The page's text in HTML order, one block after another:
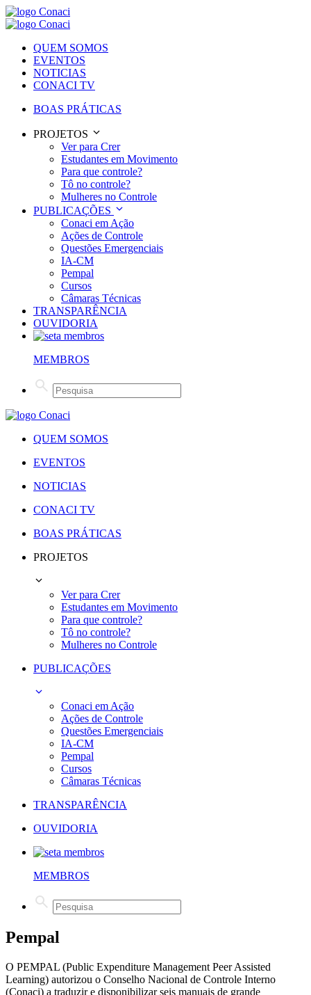
QUEM SOMOS
EVENTOS
NOTICIAS
CONACI TV
BOAS PRÁTICAS
PROJETOS
Ver para Crer
Estudantes em Movimento
Para que controle?
Tô no controle?
Mulheres no Controle
PUBLICAÇÕES
Conaci em Ação
Ações de Controle
Questões Emergenciais
IA-CM
Pempal
Cursos
Câmaras Técnicas
TRANSPARÊNCIA
OUVIDORIA
MEMBROS
QUEM SOMOS
EVENTOS
NOTICIAS
CONACI TV
BOAS PRÁTICAS
PROJETOS
Ver para Crer
Estudantes em Movimento
Para que controle?
Tô no controle?
Mulheres no Controle
PUBLICAÇÕES
Conaci em Ação
Ações de Controle
Questões Emergenciais
IA-CM
Pempal
Cursos
Câmaras Técnicas
TRANSPARÊNCIA
OUVIDORIA
MEMBROS
Pempal
O PEMPAL (Public Expenditure Management Peer Assisted
Learning) autorizou o Conselho Nacional de Controle Interno
(Conaci) a traduzir e disponibilizar seis manuais de grande